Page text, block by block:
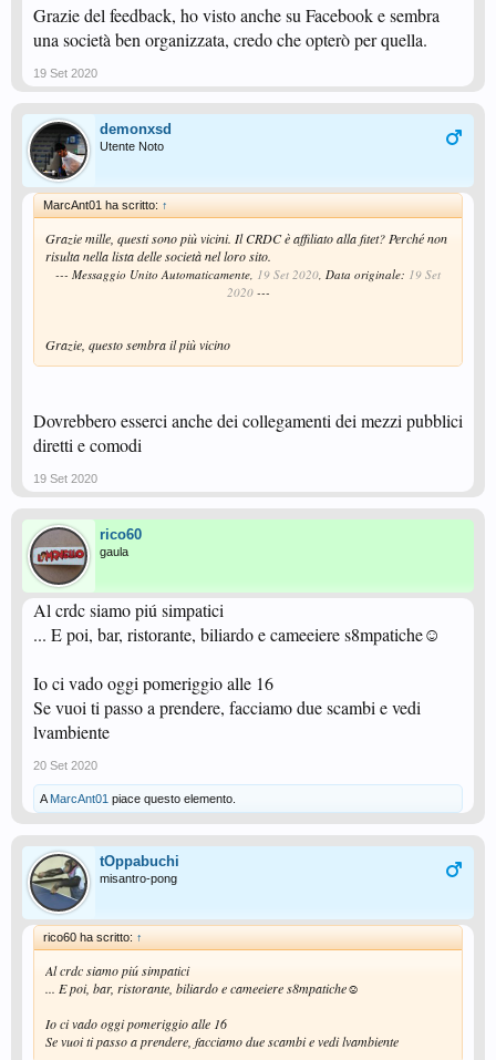
Grazie del feedback, ho visto anche su Facebook e sembra
una società ben organizzata, credo che opterò per quella.
19 Set 2020
demonxsd
Utente Noto
MarcAnt01 ha scritto: ↑
Grazie mille, questi sono più vicini. Il CRDC è affiliato alla fitet? Perché non
risulta nella lista delle società nel loro sito.
--- Messaggio Unito Automaticamente, 19 Set 2020, Data originale: 19 Set
2020---
Grazie, questo sembra il più vicino
Dovrebbero esserci anche dei collegamenti dei mezzi pubblici
diretti e comodi
19 Set 2020
rico60
gaula
Al crdc siamo piú simpatici
... E poi, bar, ristorante, biliardo e cameeiere s8mpatiche☺️
Io ci vado oggi pomeriggio alle 16
Se vuoi ti passo a prendere, facciamo due scambi e vedi
lvambiente
20 Set 2020
A MarcAnt01 piace questo elemento.
tOppabuchi
misantro-pong
rico60 ha scritto: ↑
Al crdc siamo piú simpatici
... E poi, bar, ristorante, biliardo e cameeiere s8mpatiche☺️
Io ci vado oggi pomeriggio alle 16
Se vuoi ti passo a prendere, facciamo due scambi e vedi lvambiente